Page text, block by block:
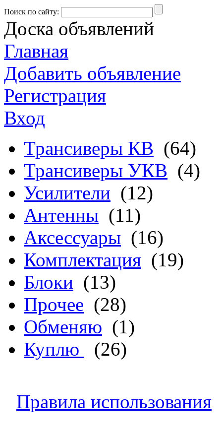
Поиск по сайту:
Доска объявлений
Главная
Добавить объявление
Регистрация
Вход
Трансиверы КВ (64)
Трансиверы УКВ (4)
Усилители (12)
Антенны (11)
Аксессуары (16)
Комплектация (19)
Блоки (13)
Прочее (28)
Обменяю (1)
Куплю
(26)
Правила использования